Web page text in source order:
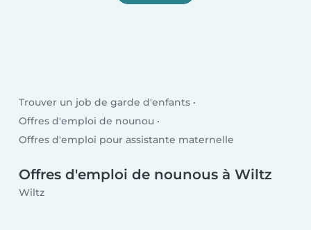
Trouver un job de garde d'enfants
Offres d'emploi de nounou
Offres d'emploi pour assistante maternelle
Offres d'emploi de nounous à Wiltz
Wiltz